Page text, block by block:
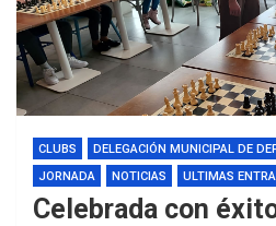
CLUBS DELEGACIÓN MUNICIPAL DE
JORNADA
NOTICIAS ULTIMAS
Celebrada con